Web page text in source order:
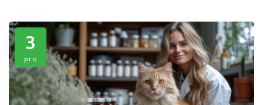
3
pro